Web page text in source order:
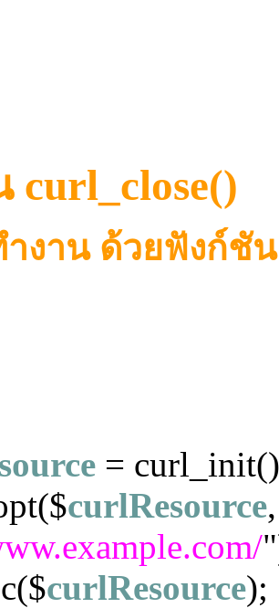
curl_close()
งาน ด้วยฟังก์ชัน
=
curlResource
curlResource);